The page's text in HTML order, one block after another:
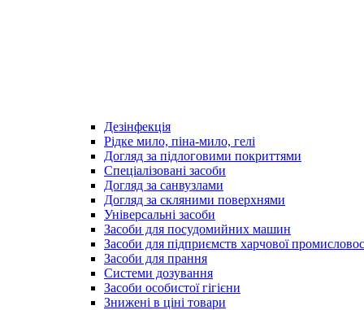
Дезінфекція
Рідке мило, піна-мило, гелі
Догляд за підлоговими покриттями
Спеціалізовані засоби
Догляд за санвузлами
Догляд за скляними поверхнями
Універсальні засоби
Засоби для посудомийних машин
Засоби для підприємств харчової
Засоби для прання
Системи дозування
Засоби особистої гігієни
Знижені в ціні товари